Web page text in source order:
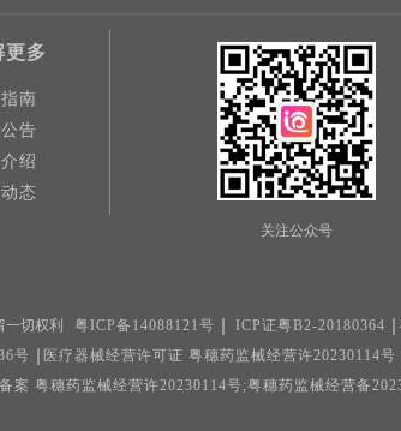
更多
南
告
绍
态
关注公众号
一切权利 粤ICP备14088121号 ICP证粤B2-20180364
号
医疗器械经营许可证 粤穗药监械经营许20230114号
案 粤穗药监械经营许20230114号;粤穗药监械经营备